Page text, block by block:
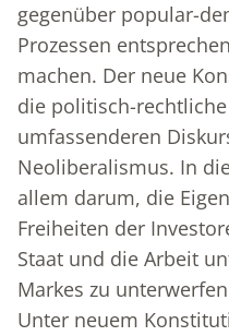
gegenüber popular-
Prozessen
machen. Der neue
die politisch-
umfassenderen
Neoliberalismus. In
allem darum, die
Freiheiten der
Staat und die Arbeit
Markes zu
Unter neuem